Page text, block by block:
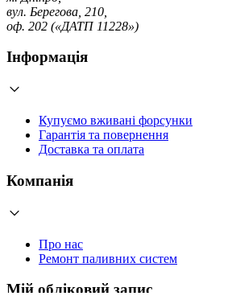
вул. Берегова, 210,
оф. 202 («ДАТП 11228»)
Інформація
Купуємо вживані форсунки
Гарантія та повернення
Доставка та оплата
Компанія
Про нас
Ремонт паливних систем
Мій обліковий запис